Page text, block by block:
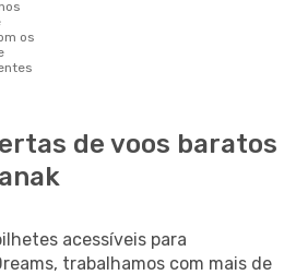
os
de voos baratos
acessíveis para
trabalhamos com mais de